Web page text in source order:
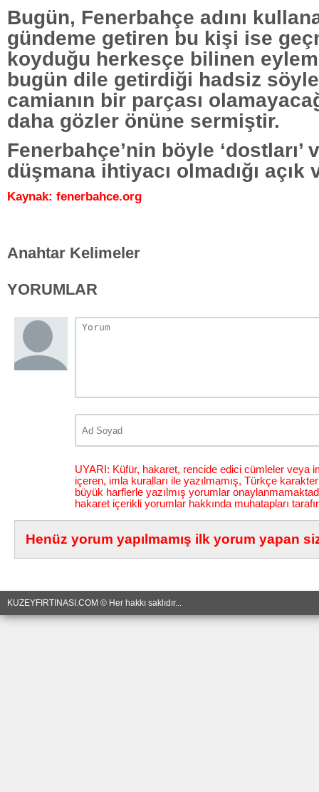
Bugün, Fenerbahçe adını
gündeme getiren bu kişi ise
koyduğu herkesçe bilinen
bugün dile getirdiği hadsiz
camianın bir parçası
daha gözler önüne sermiştir.
Fenerbahçe’nin böyle ‘dostları’
düşmana ihtiyacı olmadığı açık
Kaynak: fenerbahce.org
Anahtar Kelimeler
YORUMLAR
UYARI: Küfür, hakaret, rencide edici cümleler veya
içeren, imla kuralları ile yazılmamış, Türkçe
büyük harflerle yazılmış yorumlar
hakaret içerikli yorumlar hakkında muhatapları
Henüz yorum yapılmamış ilk yorum yapan
KUZEYFIRTINASI.COM © Her hakkı saklıdır...